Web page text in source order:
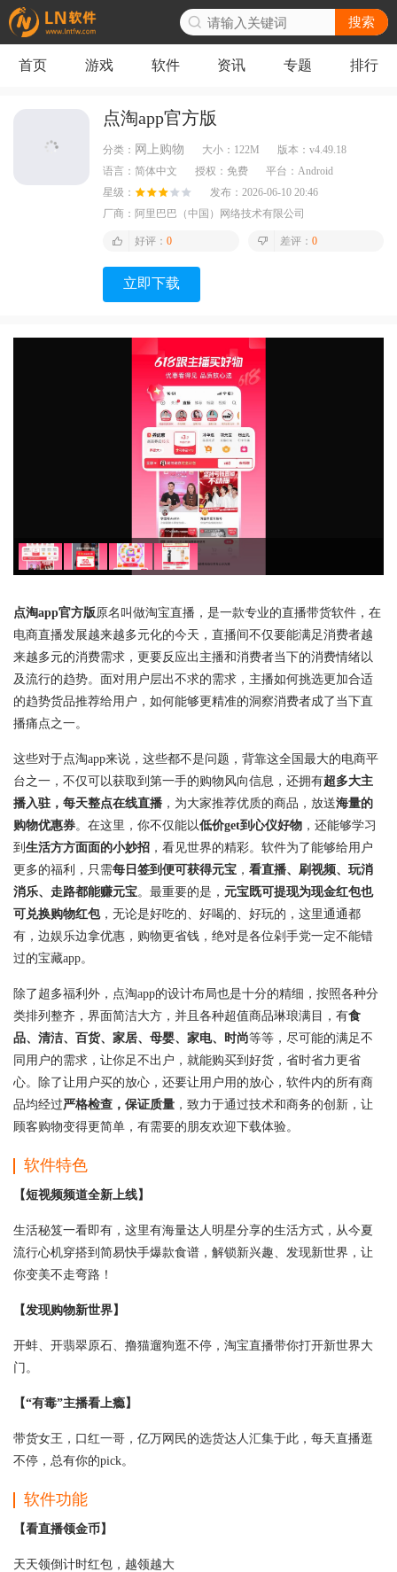
搜索
首页 游戏 软件 资讯 专题 排行
点淘app官方版
分类： 网上购物 大小： 122M 版本： v4.49.18
语言： 简体中文 授权： 免费 平台： Android
星级：
发布： 2026-06-10 20:46
厂商： 阿里巴巴（中国）网络技术有限公司
好评： 0 差评： 0
立即下载
点淘app官方版 原名叫做淘宝直播，是一款专业的直播带货软件，在
电商直播发展越来越多元化的今天，直播间不仅要能满足消费者越
来越多元的消费需求，更要反应出主播和消费者当下的消费情绪以
及流行的趋势。面对用户层出不求的需求，主播如何挑选更加合适
的趋势货品推荐给用户，如何能够更精准的洞察消费者成了当下直
播痛点之一。
这些对于点淘app来说，这些都不是问题，背靠这全国最大的电商平
台之一，不仅可以获取到第一手的购物风向信息，还拥有超多大主
播入驻，每天整点在线直播 ，为大家推荐优质的商品，放送海量的
购物优惠券。在这里，你不仅能以低价get到心仪好物 ，还能够学习
到 生活方方面面的小妙招 ，看见世界的精彩。软件为了能够给用户
更多的福利，只需每日签到便可获得元宝 ， 看直播、刷视频、玩消
消乐、走路都能赚元宝。最重要的是， 元宝既可提现为现金红包也
可兑换购物红包，无论是好吃的、好喝的、好玩的，这里通通都
有，边娱乐边拿优惠，购物更省钱，绝对是各位剁手党一定不能错
过的宝藏app。
除了超多福利外，点淘app的设计布局也是十分的精细，按照各种分
类排列整齐，界面简洁大方，并且各种超值商品琳琅满目，有食
品、清洁、百货、家居、母婴、家电、时尚等等，尽可能的满足不
同用户的需求，让你足不出户，就能购买到好货，省时省力更省
心。除了让用户买的放心，还要让用户用的放心，软件内的所有商
品均经过严格检查，保证质量 ，致力于通过技术和商务的创新，让
顾客购物变得更简单，有需要的朋友欢迎下载体验。
软件特色
【短视频频道全新上线】
生活秘笈一看即有，这里有海量达人明星分享的生活方式，从今夏
流行心机穿搭到简易快手爆款食谱，解锁新兴趣、发现新世界，让
你变美不走弯路！
【发现购物新世界】
开蚌、开翡翠原石、撸猫遛狗逛不停，淘宝直播带你打开新世界大
门。
【“有毒”主播看上瘾】
带货女王，口红一哥，亿万网民的选货达人汇集于此，每天直播逛
不停，总有你的pick。
软件功能
【看直播领金币】
天天领倒计时红包，越领越大